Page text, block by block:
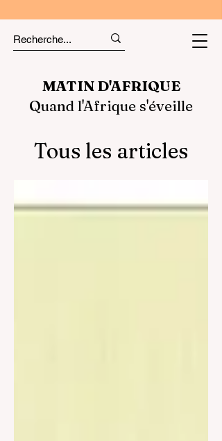
MATIN D'AFRIQUE
Quand l'Afrique s'éveille
Tous les articles